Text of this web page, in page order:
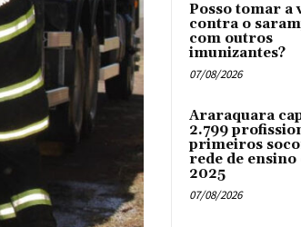
Posso tomar a
contra o
com outros
imunizantes?
07/08/2026
Araraquara
2.799
primeiros
rede de ensino
2025
07/08/2026